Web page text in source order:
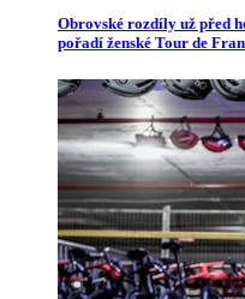
Obrovské rozdíly už před
pořadí ženské Tour de